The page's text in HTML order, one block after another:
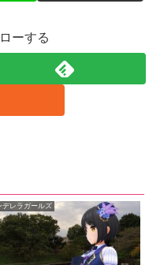
ーする
デレラガールズ